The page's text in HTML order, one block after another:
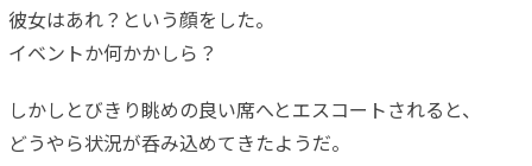
彼女はあれ？という顔をした。
イベントか何かかしら？
しかしとびきり眺めの良い席へとエスコートされると、
どうやら状況が呑み込めてきたようだ。